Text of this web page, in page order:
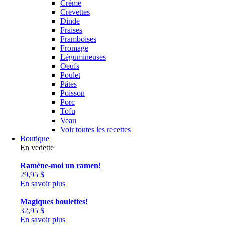
Crème
Crevettes
Dinde
Fraises
Framboises
Fromage
Légumineuses
Oeufs
Poulet
Pâtes
Poisson
Porc
Tofu
Veau
Voir toutes les recettes
Boutique
En vedette
Ramène-moi un ramen!
29,95 $
En savoir plus
Magiques boulettes!
32,95 $
En savoir plus